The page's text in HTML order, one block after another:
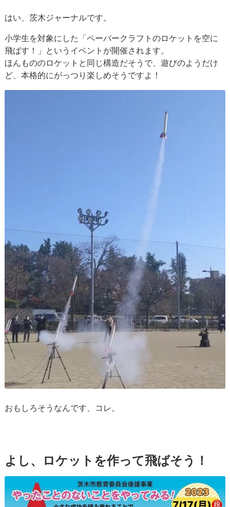
はい、茨木ジャーナルです。
小学生を対象にした「ペーパークラフトのロケットを空に
飛ばす！」というイベントが開催されます。
ほんもののロケットと同じ構造だそうで、遊びのようだけ
ど、本格的にがっつり楽しめそうですよ！
おもしろそうなんです、コレ。
よし、ロケットを作って飛ばそう！